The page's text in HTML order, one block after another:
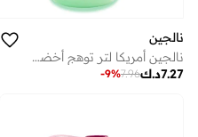
نالجين
نالجين أمريكا لتر توهج أخضر مستدام
د.ك7.27
7.96
-9%